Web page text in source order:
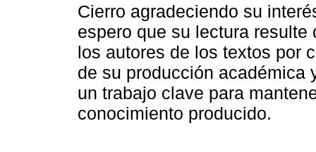
Cierro agradeciendo su
espero que su lectura
los autores de los textos por
de su producción académica
un trabajo clave para
conocimiento producido.